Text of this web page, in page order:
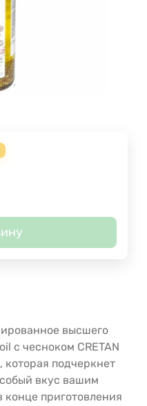
высшего
с чесноком CRETAN
которая подчеркнет
вкус вашим
конце приготовления